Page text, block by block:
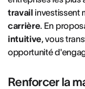
travail investissent
carrière. En
intuitive, vous
opportunité
Renforcer la